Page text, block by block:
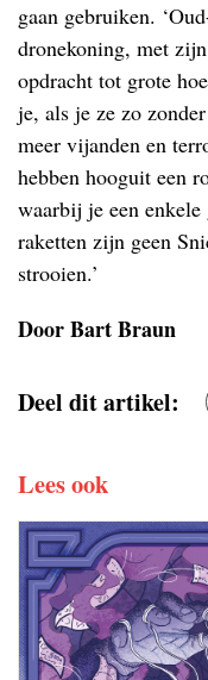
gaan gebruiken.
dronekoning, met
opdracht tot grote
je, als je ze zo
meer vijanden en
hebben hooguit een
waarbij je een
raketten zijn geen
strooien.’
Door Bart Braun
Deel dit artikel:
Lees ook